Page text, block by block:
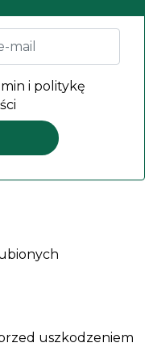
i politykę
uszkodzeniem